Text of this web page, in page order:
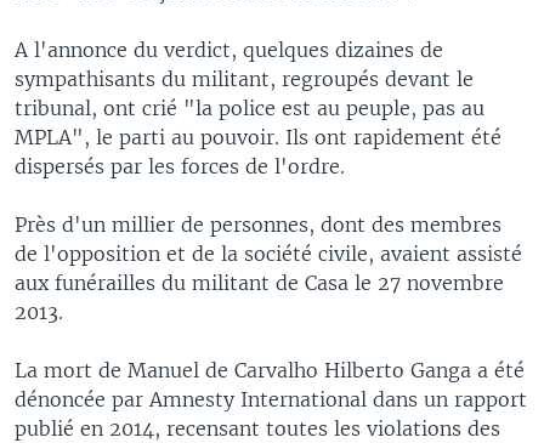
A l'annonce du verdict, quelques dizaines de
sympathisants du militant, regroupés devant le
tribunal, ont crié "la police est au peuple, pas au
MPLA", le parti au pouvoir. Ils ont rapidement été
dispersés par les forces de l'ordre.
Près d'un millier de personnes, dont des membres
de l'opposition et de la société civile, avaient assisté
aux funérailles du militant de Casa le 27 novembre
2013.
La mort de Manuel de Carvalho Hilberto Ganga a été
dénoncée par Amnesty International dans un rapport
publié en 2014, recensant toutes les violations des